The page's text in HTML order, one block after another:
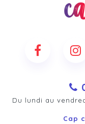
Du lundi au
Cap